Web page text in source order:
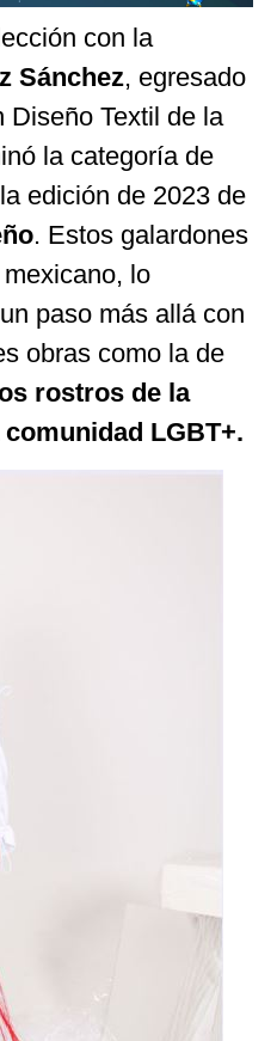
con la
Sánchez, egresado
Diseño Textil de la
la categoría de
edición de 2023 de
. Estos galardones
lo
paso más allá con
obras como la de
rostros de la
LGBT+.